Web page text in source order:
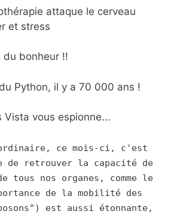
attaque le cerveau
et stress
du bonheur !!
Python, il y a 70 000 ans !
Vista vous espionne...
ce mois-ci, c'est
de retrouver la capacité de
tous nos organes, comme le
de la mobilité des
est aussi étonnante,